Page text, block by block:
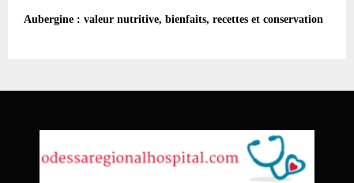
Aubergine : valeur nutritive, bienfaits, recettes et conservation